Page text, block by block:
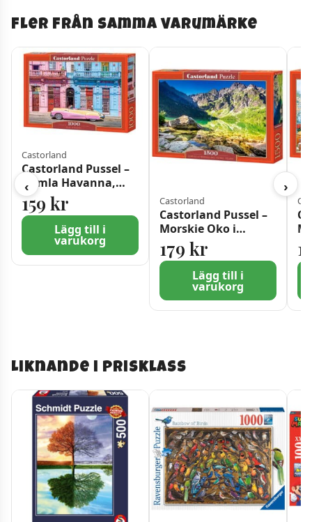
Fler från samma varumärke
‹
Castorland
Castorland Pussel –
Gamla Havanna,
Kuba 1000 Bitar
159 kr
Lägg till i
varukorg
Castorland
Castorland Pussel –
Morskie Oko i
Tatras, Polen 1500
bitar
179 kr
Lägg till i
varukorg
›
Liknande i prisklass